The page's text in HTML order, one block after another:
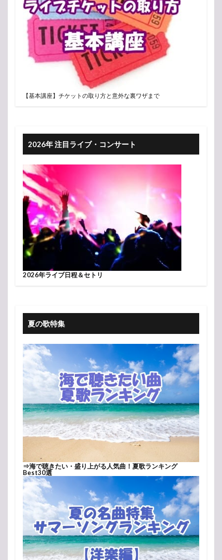
【基本講座】チケットの取り方と意外な裏ワザまで
2026年 注目ライブ・コンサート
2026年ライブ日程＆セトリ
夏の歌特集
⇒海で聴きたい・盛り上がる人気曲！夏歌ランキング
Best30選